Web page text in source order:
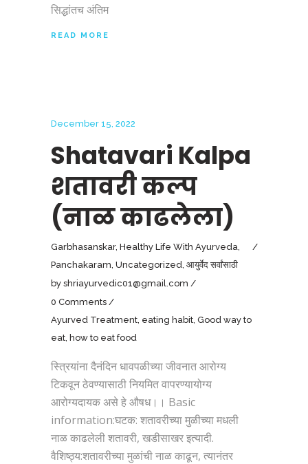
सिद्धांतच अंतिम
READ MORE
December 15, 2022
Shatavari Kalpa
शतावरी कल्प
(नाळ काढलेला)
Garbhasanskar, Healthy Life With Ayurveda,
Panchakaram, Uncategorized, आयुर्वेद सर्वांसाठी
by shriayurvedic01@gmail.com
0 Comments
Ayurved Treatment, eating habit, Good way to
eat, how to eat food
स्त्रियांना दैनंदिन धावपळीच्या जीवनात आरोग्य
टिकवून ठेवण्यासाठी नियमित वापरण्यायोग्य
आरोग्यदायक असे हे औषध।। Basic
information:घटक: शतावरीच्या मुळीच्या मधली
नाळ काढलेली शतावरी, खडीसाखर इत्यादी.
वैशिष्ठ्य:शतावरीच्या मुळांची नाळ काढून, त्यानंतर